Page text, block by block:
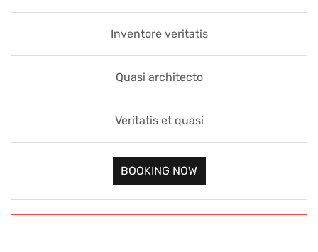
Inventore veritatis
Quasi architecto
Veritatis et quasi
BOOKING NOW